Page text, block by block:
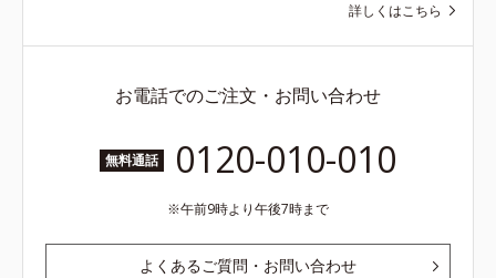
詳しくはこちら
お電話でのご注文・お問い合わせ
無料通話 0120-010-010
午前9時より午後7時まで
よくあるご質問・お問い合わせ